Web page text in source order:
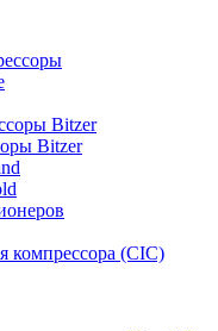
Bitzer
Bitzer
компрессора (CIC)